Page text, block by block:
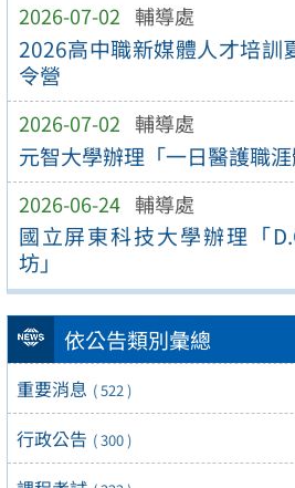
2026-07-02 輔導處
2026高中職新媒體人才培訓
令營
2026-07-02 輔導處
元智大學辦理「一日醫護職涯
2026-06-24 輔導處
國立屏東科技大學辦理「
坊」
依公告類別彙總
重要消息 ( 522 )
行政公告 ( 300 )